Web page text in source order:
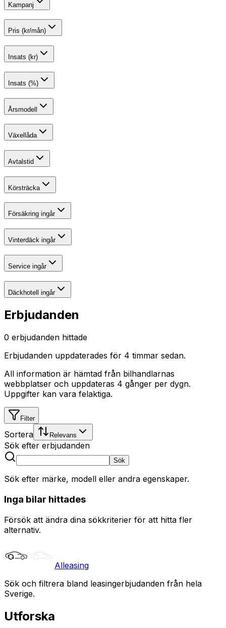
Kampanj
Pris (kr/mån)
Insats (kr)
Insats (%)
Årsmodell
Växellåda
Avtalstid
Körsträcka
Försäkring ingår
Vinterdäck ingår
Service ingår
Däckhotell ingår
Erbjudanden
0 erbjudanden hittade
Erbjudanden uppdaterades för 4 timmar sedan.
All information är hämtad från bilhandlarnas
webbplatser och uppdateras 4 gånger per dygn.
Uppgifter kan vara felaktiga.
Filter
Sortera Relevans
Sök efter erbjudanden
Sök
Sök efter märke, modell eller andra egenskaper.
Inga bilar hittades
Försök att ändra dina sökkriterier för att hitta fler
alternativ.
Alleasing
Sök och filtrera bland leasingerbjudanden från hela
Sverige.
Utforska